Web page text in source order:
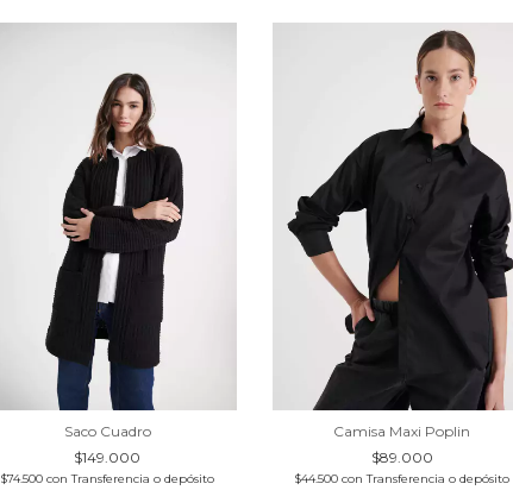
Saco Cuadro
$149.000
$74.500con Transferencia o depósito
Camisa Maxi Poplin
$89.000
$44.500con Transferencia o depósito